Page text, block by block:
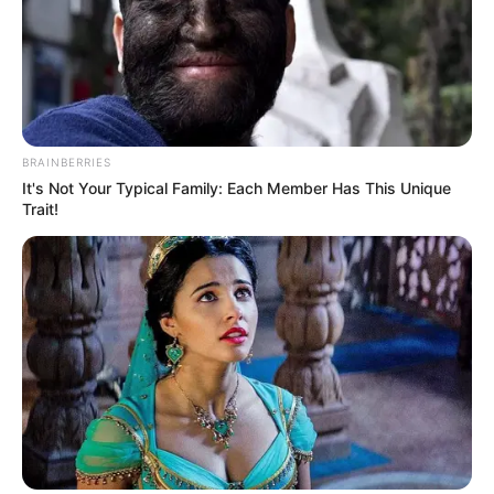
Os desafios do SUS e a luta por uma Saúde Melhor
O Sistema Único de Saúde (SUS) enfrenta desafios gigantescos,
Combate às Endemias (ACS e ACE)é apenas uma das muitas
Elane Alves, assessora jurídica do FNARAS,há mais de 100
mil ACS e ACE em situação precária no país. Mas, afinal, o que
está acontecendo com o SUS?
Fila de Espera: Um problema que não para de Crescer
Conforme informações doConselho Nacional de Saúde, o
número de pacientes à espera de procedimentos cirúrgicos no SUS
é alarmante.A fila de espera para cirurgias eletivas é um dos
principais problemas do sistema, com muitos pacientes
BRAINBERRIES
It's Not Your Typical Family: Each Member Has This Unique
Trait!